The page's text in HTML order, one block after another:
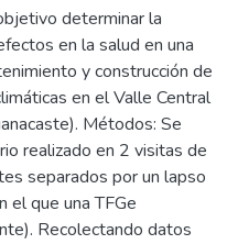
determinar la
en la salud en una
y construcción de
en el Valle Central
Métodos: Se
realizado en 2 visitas de
separados por un lapso
que una TFGe
Recolectando datos